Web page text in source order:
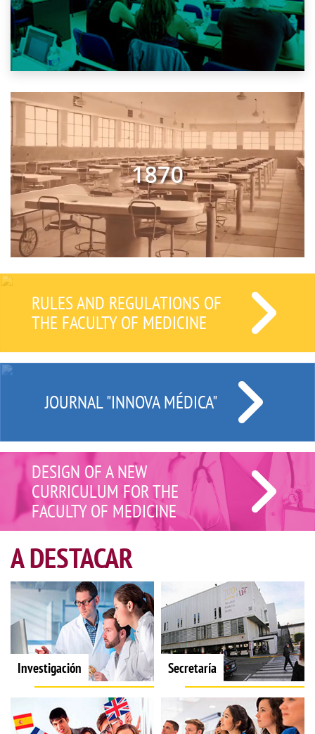
RULES AND REGULATIONS OF
THE FACULTY OF MEDICINE
JOURNAL "INNOVA MÉDICA"
DESIGN OF A NEW
CURRICULUM FOR THE
FACULTY OF MEDICINE
A DESTACAR
Investigación Secretaría